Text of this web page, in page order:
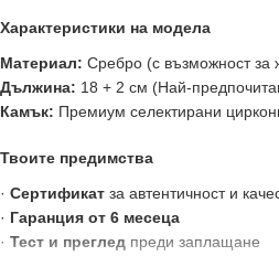
Характеристики на модела
Материал: Сребро (с възможност за
Дължина: 18 + 2 см (Най-
Камък: Премиум селектирани
Твоите предимства
· Сертификат за автентичност и
· Гаранция от 6 месеца
· Тест и преглед преди заплащане